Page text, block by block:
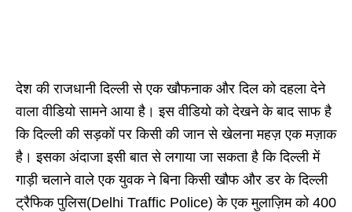
देश की राजधानी दिल्ली से एक खौफनाक और दिल को दहला देने
वाला वीडियो सामने आया है। इस वीडियो को देखने के बाद साफ है
कि दिल्ली की सड़कों पर किसी की जान से खेलना महज़ एक मज़ाक
है। इसका अंदाजा इसी बात से लगाया जा सकता है कि दिल्ली में
गाड़ी चलाने वाले एक युवक ने बिना किसी खौफ और डर के दिल्ली
ट्रैफिक पुलिस(Delhi Traffic Police) के एक मुलाज़िम को 400